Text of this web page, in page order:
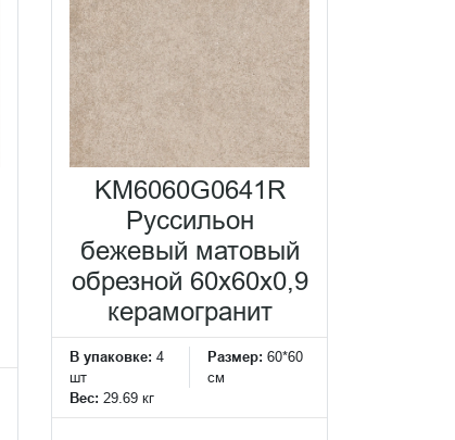
KM6060G0641R
Руссильон
бежевый матовый
обрезной 60x60x0,9
керамогранит
В упаковке: 4
шт
Размер: 60*60
см
Вес: 29.69 кг